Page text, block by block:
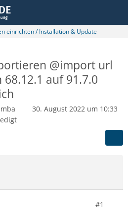
einrichten / Installation & Update
@import url
auf 91.7.0
30. August 2022 um 10:33
#1